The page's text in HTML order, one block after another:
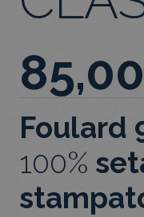
85,00
Foulard
100%